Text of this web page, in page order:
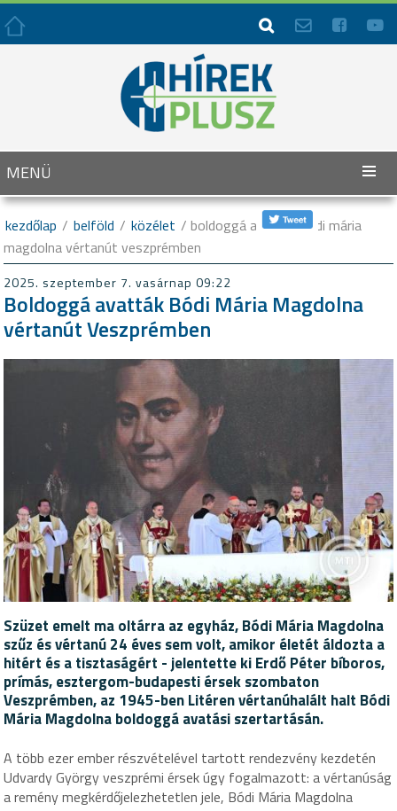
   
MENÜ
kezdőlap / belföld / közélet / boldoggá avatták bódi mária
magdolna vértanút veszprémben
2025. szeptember 7. vasárnap 09:22
Boldoggá avatták Bódi Mária Magdolna
vértanút Veszprémben
Szüzet emelt ma oltárra az egyház, Bódi Mária Magdolna
szűz és vértanú 24 éves sem volt, amikor életét áldozta a
hitért és a tisztaságért - jelentette ki Erdő Péter bíboros,
prímás, esztergom-budapesti érsek szombaton
Veszprémben, az 1945-ben Litéren vértanúhalált halt Bódi
Mária Magdolna boldoggá avatási szertartásán.
A több ezer ember részvételével tartott rendezvény kezdetén
Udvardy György veszprémi érsek úgy fogalmazott: a vértanúság
a remény megkérdőjelezhetetlen jele, Bódi Mária Magdolna